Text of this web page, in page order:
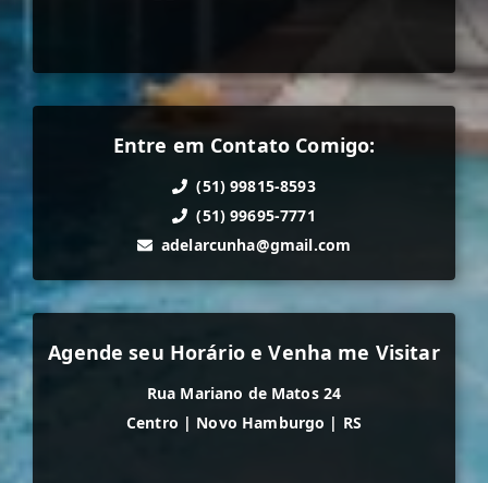
Entre em Contato Comigo:
(51) 99815-8593
(51) 99695-7771
adelarcunha@gmail.com
Agende seu Horário e Venha me Visitar
Rua Mariano de Matos 24
Centro | Novo Hamburgo | RS